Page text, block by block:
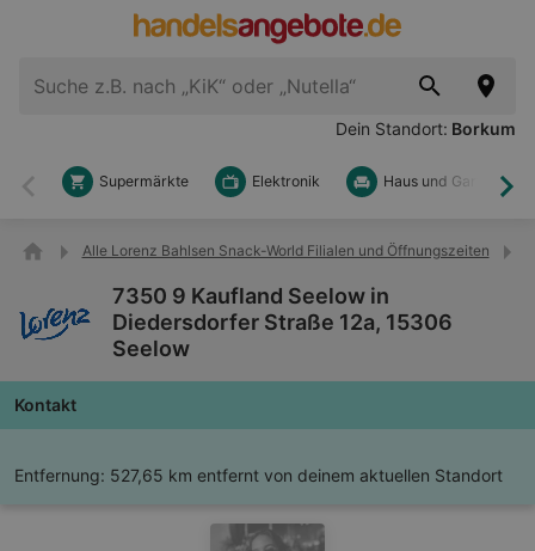
Dein Standort: Borkum
Zurück
Supermärkte Elektronik Haus und Garten
Alle Lorenz Bahlsen Snack-World Filialen und Öffnungszeiten
7350 9 Kaufland Seelow in
Diedersdorfer Straße 12a, 15306
Seelow
Kontakt
Entfernung: 527,65 km entfernt von deinem aktuellen Standort